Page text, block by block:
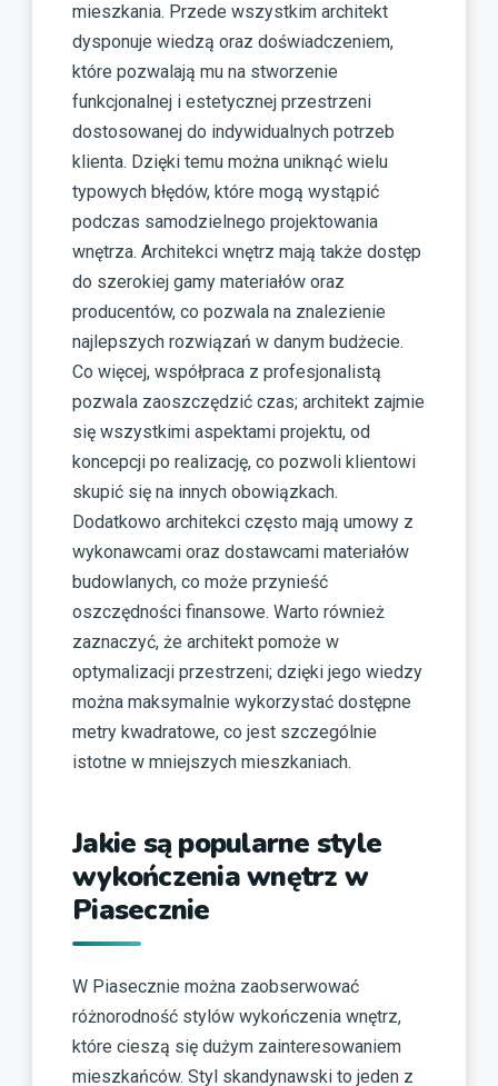
mieszkania. Przede wszystkim architekt
dysponuje wiedzą oraz doświadczeniem,
które pozwalają mu na stworzenie
funkcjonalnej i estetycznej przestrzeni
dostosowanej do indywidualnych potrzeb
klienta. Dzięki temu można uniknąć wielu
typowych błędów, które mogą wystąpić
podczas samodzielnego projektowania
wnętrza. Architekci wnętrz mają także dostęp
do szerokiej gamy materiałów oraz
producentów, co pozwala na znalezienie
najlepszych rozwiązań w danym budżecie.
Co więcej, współpraca z profesjonalistą
pozwala zaoszczędzić czas; architekt zajmie
się wszystkimi aspektami projektu, od
koncepcji po realizację, co pozwoli klientowi
skupić się na innych obowiązkach.
Dodatkowo architekci często mają umowy z
wykonawcami oraz dostawcami materiałów
budowlanych, co może przynieść
oszczędności finansowe. Warto również
zaznaczyć, że architekt pomoże w
optymalizacji przestrzeni; dzięki jego wiedzy
można maksymalnie wykorzystać dostępne
metry kwadratowe, co jest szczególnie
istotne w mniejszych mieszkaniach.
Jakie są popularne style
wykończenia wnętrz w
Piasecznie
W Piasecznie można zaobserwować
różnorodność stylów wykończenia wnętrz,
które cieszą się dużym zainteresowaniem
mieszkańców. Styl skandynawski to jeden z